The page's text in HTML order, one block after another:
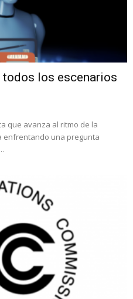
todos los escenarios
que avanza al ritmo de la
enfrentando una pregunta